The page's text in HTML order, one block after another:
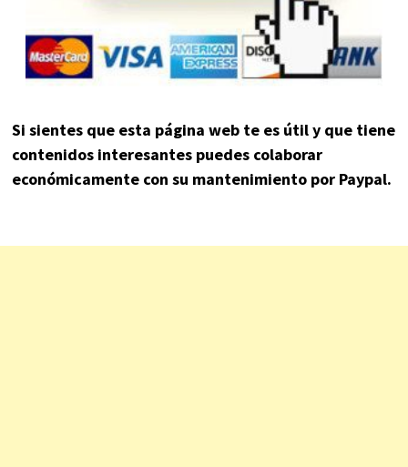
Si sientes que esta página web te es útil y que tiene
contenidos interesantes puedes colaborar
económicamente con su mantenimiento por Paypal.